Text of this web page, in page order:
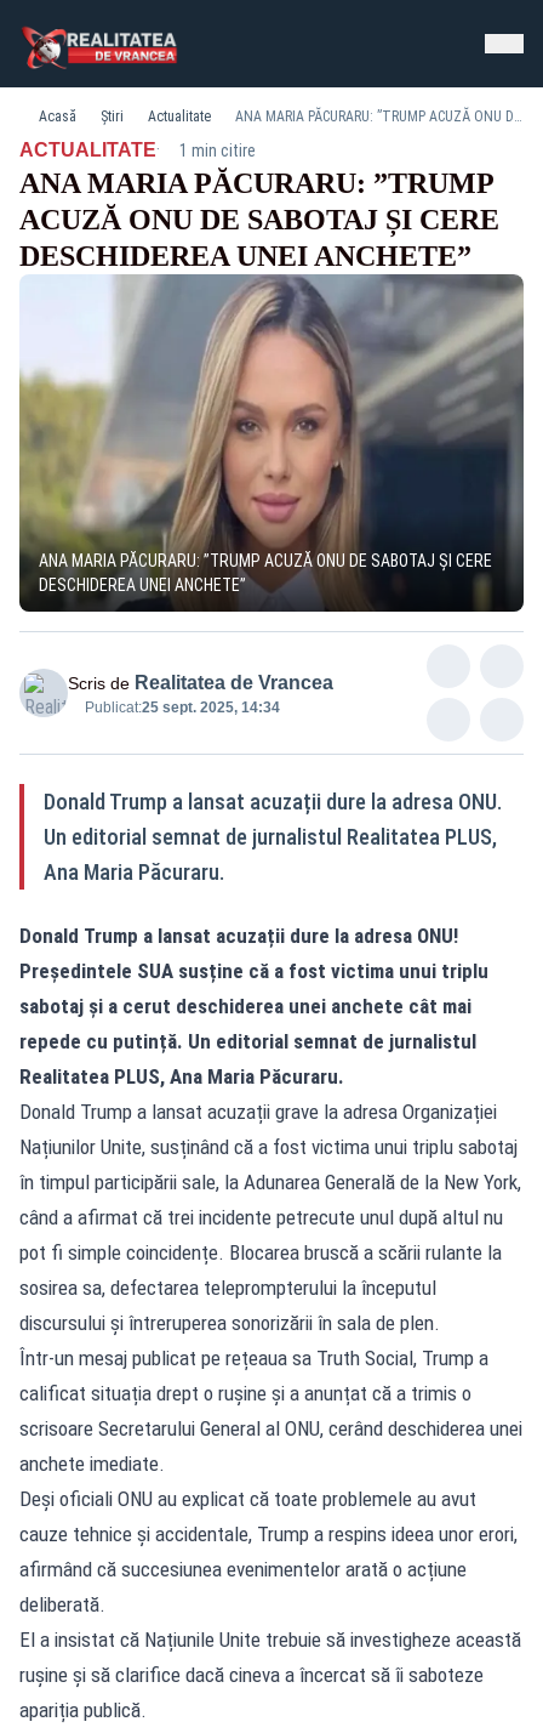
Acasă Știri Actualitate ANA MARIA PĂCURARU: ”TRUMP ACUZĂ ONU DE SABOTAJ ȘI CERE DESCHIDEREA UNEI ANCHETE”
ACTUALITATE· 1 min citire
ANA MARIA PĂCURARU: ”TRUMP
ACUZĂ ONU DE SABOTAJ ȘI CERE
DESCHIDEREA UNEI ANCHETE”
ANA MARIA PĂCURARU: ”TRUMP ACUZĂ ONU DE SABOTAJ ȘI CERE
DESCHIDEREA UNEI ANCHETE”
Scris de Realitatea de Vrancea
Publicat:25 sept. 2025, 14:34
Donald Trump a lansat acuzații dure la adresa ONU.
Un editorial semnat de jurnalistul Realitatea PLUS,
Ana Maria Păcuraru.
Donald Trump a lansat acuzații dure la adresa ONU!
Președintele SUA susține că a fost victima unui triplu
sabotaj și a cerut deschiderea unei anchete cât mai
repede cu putință. Un editorial semnat de jurnalistul
Realitatea PLUS, Ana Maria Păcuraru.
Donald Trump a lansat acuzații grave la adresa Organizației
Națiunilor Unite, susținând că a fost victima unui triplu sabotaj
în timpul participării sale, la Adunarea Generală de la New York,
când a afirmat că trei incidente petrecute unul după altul nu
pot fi simple coincidențe. Blocarea bruscă a scării rulante la
sosirea sa, defectarea teleprompterului la începutul
discursului și întreruperea sonorizării în sala de plen.
Într-un mesaj publicat pe rețeaua sa Truth Social, Trump a
calificat situația drept o rușine și a anunțat că a trimis o
scrisoare Secretarului General al ONU, cerând deschiderea unei
anchete imediate.
Deși oficiali ONU au explicat că toate problemele au avut
cauze tehnice și accidentale, Trump a respins ideea unor erori,
afirmând că succesiunea evenimentelor arată o acțiune
deliberată.
El a insistat că Națiunile Unite trebuie să investigheze această
rușine și să clarifice dacă cineva a încercat să îi saboteze
apariția publică.